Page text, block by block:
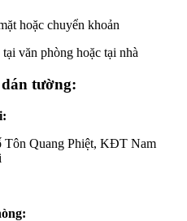
hoặc chuyển khoản
văn phòng hoặc tại nhà
tường:
Tôn Quang Phiệt, KĐT Nam